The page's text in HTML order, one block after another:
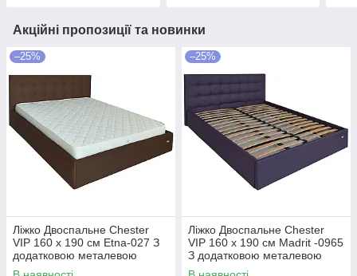
Акційні пропозиції та новинки
–25%
Ліжко Двоспальне Chester
VIP 160 х 190 см Etna-027 З
додатковою металевою
цільнозварною рамою
–25%
Ліжко Двоспальне Chester
VIP 160 х 190 см Madrit -0965
З додатковою металевою
цільнозварною рамою